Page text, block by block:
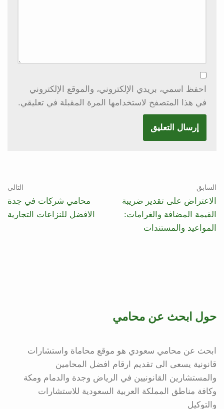
احفظ اسمي، بريدي الإلكتروني، والموقع الإلكتروني
في هذا المتصفح لاستخدامها المرة المقبلة في تعليقي.
السابق
الاعتراض على تقدير ضريبة
القيمة المضافة والغرامات:
المواعيد والمستندات
التالي
محامي شركات في جدة
الافضل للنزاعات التجارية
حول ابحث عن محامي
ابحث عن محامي سعودي هو موقع محاماة واستشارات
قانونية يسعى الى تقديم ارقام افضل المحامين
والمستشارين القانونيين في الرياض وجدة والدمام ومكة
وكافة مناطق المملكة العربية السعودية للاستشارات
والتوكيل